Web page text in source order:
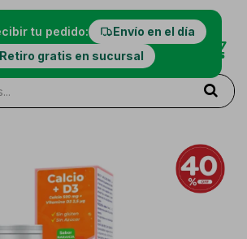
tu pedido:
Envío en el día
Retiro gratis en sucursal